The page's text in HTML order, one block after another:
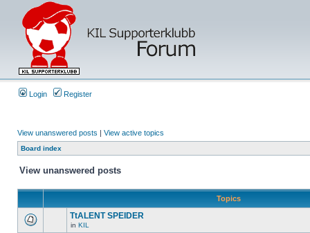
Login Register
View unanswered posts | View active topics
Board index
View unanswered posts
Topics
TtALENT SPEIDER
in KIL